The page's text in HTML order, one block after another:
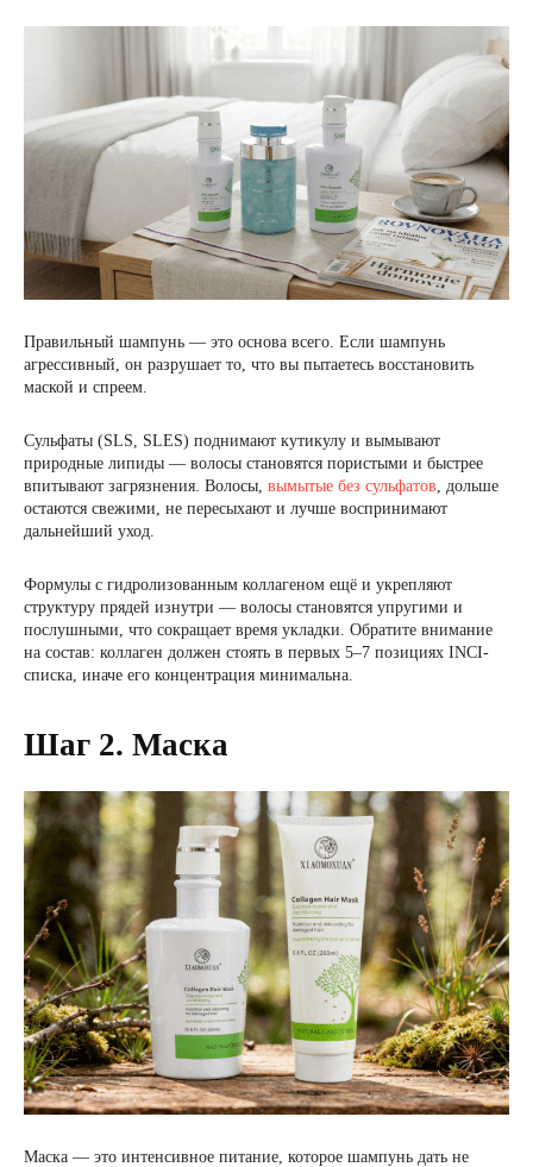
Правильный шампунь — это основа всего. Если шампунь
агрессивный, он разрушает то, что вы пытаетесь восстановить
маской и спреем.
Сульфаты (SLS, SLES) поднимают кутикулу и вымывают
природные липиды — волосы становятся пористыми и быстрее
впитывают загрязнения. Волосы, вымытые без сульфатов , дольше
остаются свежими, не пересыхают и лучше воспринимают
дальнейший уход.
Формулы с гидролизованным коллагеном ещё и укрепляют
структуру прядей изнутри — волосы становятся упругими и
послушными, что сокращает время укладки. Обратите внимание
на состав: коллаген должен стоять в первых 5–7 позициях INCI-
списка, иначе его концентрация минимальна.
Шаг 2. Маска
Маска — это интенсивное питание, которое шампунь дать не